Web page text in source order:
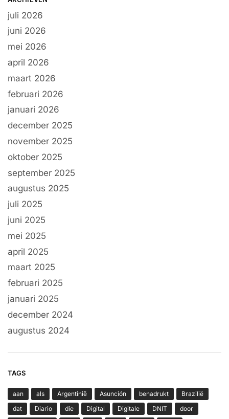
juli 2026
juni 2026
mei 2026
april 2026
maart 2026
februari 2026
januari 2026
december 2025
november 2025
oktober 2025
september 2025
augustus 2025
juli 2025
juni 2025
mei 2025
april 2025
maart 2025
februari 2025
januari 2025
december 2024
augustus 2024
TAGS
aan als Argentinië Asunción benadrukt
Brazilië
dat
Diario die Digital Digitale DNIT
door